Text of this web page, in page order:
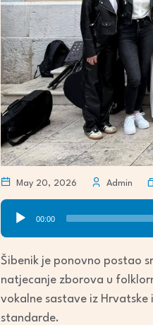
May 20, 2026 Admin
Audio
Player
00:00
Šibenik je ponovno postao
natjecanje zborova u
vokalne sastave iz
standarde.